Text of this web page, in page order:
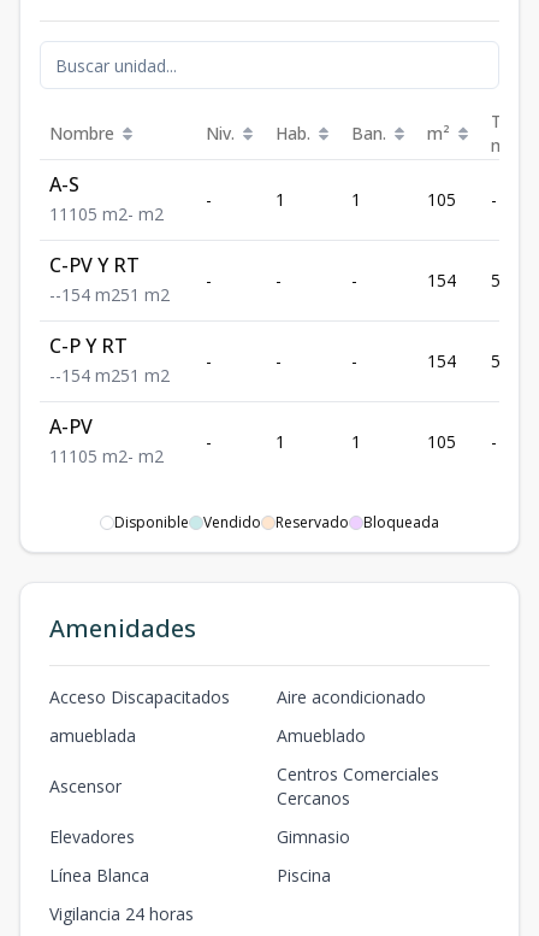
Nombre Niv. Hab. Ban. m²
m²
A-S
1 1 105 m2- m2
- 1 1 105 -
C-PV Y RT
--154 m251 m2
- - - 154 51
C-P Y RT
--154 m251 m2
- - - 154 51
A-PV
1 1 105 m2- m2
- 1 1 105 -
Disponible Vendido Reservado Bloqueada
Amenidades
Acceso Discapacitados
Aire acondicionado
amueblada
Amueblado
Ascensor
Centros Comerciales
Cercanos
Elevadores
Gimnasio
Línea Blanca
Piscina
Vigilancia 24 horas